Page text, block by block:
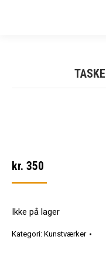
kr. 350
Ikke på lager
Kategori: Kunstværker